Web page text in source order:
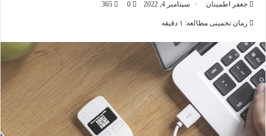
جعفر اطمینان سپتامبر 4, 2022 0
365
زمان تخمینی مطالعه: ۱ دقیقه